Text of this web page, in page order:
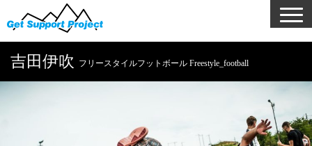
吉田伊吹 フリースタイルフットボール Freestyle_football